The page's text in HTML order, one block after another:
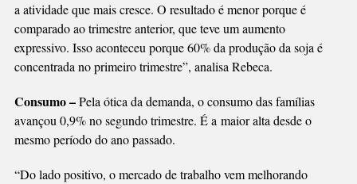
a atividade que mais cresce. O resultado é menor porque é
comparado ao trimestre anterior, que teve um aumento
expressivo. Isso aconteceu porque 60% da produção da soja é
concentrada no primeiro trimestre”, analisa Rebeca.
Consumo –Pela ótica da demanda, o consumo das famílias
avançou 0,9% no segundo trimestre. É a maior alta desde o
mesmo período do ano passado.
“Do lado positivo, o mercado de trabalho vem melhorando